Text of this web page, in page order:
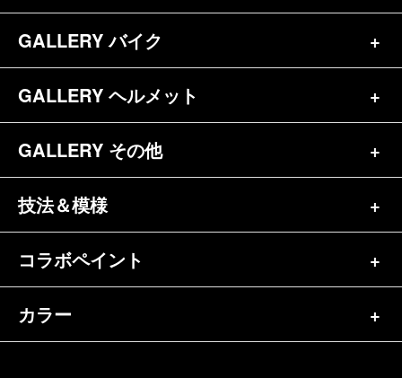
お問合せ
参考価格
キャンディペイントとは？
メディア掲載（18）
ペイントワンポイント（9）
ペイント済商品（11）
バイク（180）
ヘルメット（84）
GALLERY バイク
バイク一覧（184）
ハーレー（141）
ホンダ（20）
スズキ（8）
GALLERY ヘルメット
ヘルメット一覧（139）
半ヘル（39）
フルフェイス（23）
GALLERY その他
その他一覧（92）
自転車&三輪車（11）
車パーツ（9）
技法＆模様
シンプル（38）
グラフィック（88）
コラボペイント
エアブラシ（23）
カラー